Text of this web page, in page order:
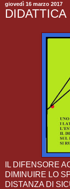
giovedì 16 marzo 2017
IL DIFENSORE
DIMINUIRE LO
DISTANZA DI